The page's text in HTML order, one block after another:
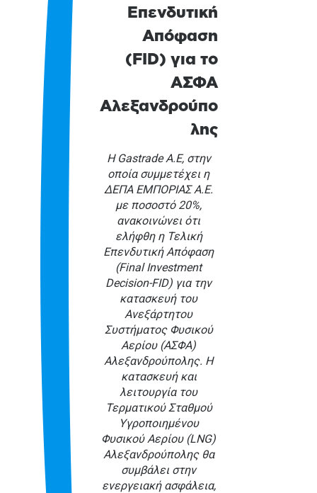
Επενδυτική
Απόφαση
(FID) για το
ΑΣΦΑ
Αλεξανδρούπο
λης
Η Gastrade Α.Ε, στην
οποία συμμετέχει η
ΔΕΠΑ ΕΜΠΟΡΙΑΣ Α.Ε.
με ποσοστό 20%,
ανακοινώνει ότι
ελήφθη η Τελική
Επενδυτική Απόφαση
(Final Investment
Decision-FID) για την
κατασκευή του
Ανεξάρτητου
Συστήματος Φυσικού
Αερίου (ΑΣΦΑ)
Αλεξανδρούπολης. Η
κατασκευή και
λειτουργία του
Τερματικού Σταθμού
Υγροποιημένου
Φυσικού Αερίου (LNG)
Αλεξανδρούπολης θα
συμβάλει στην
ενεργειακή ασφάλεια,